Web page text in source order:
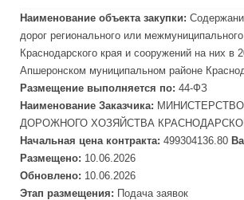
Наименование объекта закупки:
дорог регионального или
Краснодарского края и сооружений на них в
Апшеронском муниципальном районе
Размещение выполняется по: 44-ФЗ
Наименование Заказчика:
ДОРОЖНОГО ХОЗЯЙСТВА
Начальная цена контракта: 499304136.80
Размещено: 10.06.2026
Обновлено: 10.06.2026
Этап размещения: Подача заявок